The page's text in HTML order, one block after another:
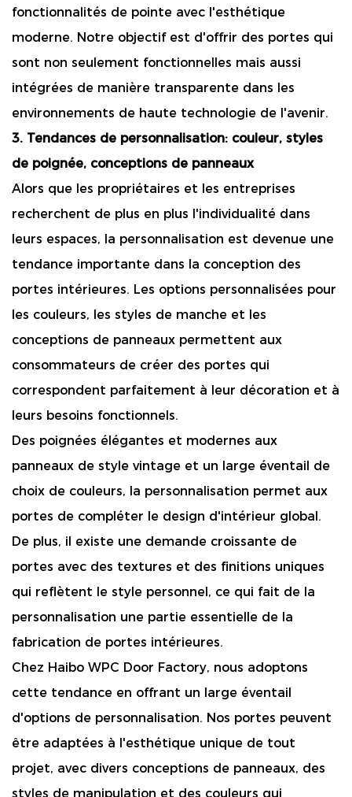
fonctionnalités de pointe avec l'esthétique
moderne. Notre objectif est d'offrir des portes qui
sont non seulement fonctionnelles mais aussi
intégrées de manière transparente dans les
environnements de haute technologie de l'avenir.
3. Tendances de personnalisation: couleur, styles
de poignée, conceptions de panneaux
Alors que les propriétaires et les entreprises
recherchent de plus en plus l'individualité dans
leurs espaces, la personnalisation est devenue une
tendance importante dans la conception des
portes intérieures. Les options personnalisées pour
les couleurs, les styles de manche et les
conceptions de panneaux permettent aux
consommateurs de créer des portes qui
correspondent parfaitement à leur décoration et à
leurs besoins fonctionnels.
Des poignées élégantes et modernes aux
panneaux de style vintage et un large éventail de
choix de couleurs, la personnalisation permet aux
portes de compléter le design d'intérieur global.
De plus, il existe une demande croissante de
portes avec des textures et des finitions uniques
qui reflètent le style personnel, ce qui fait de la
personnalisation une partie essentielle de la
fabrication de portes intérieures.
Chez Haibo WPC Door Factory, nous adoptons
cette tendance en offrant un large éventail
d'options de personnalisation. Nos portes peuvent
être adaptées à l'esthétique unique de tout
projet, avec divers conceptions de panneaux, des
styles de manipulation et des couleurs qui